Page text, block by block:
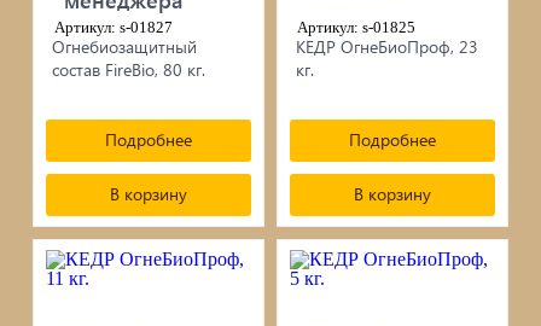
сопутствующие товары
Купели и бассейны из полипропилена
Облицовочная плитка
Мангалы
Артикул: s-01827
Огнебиозащитный
состав FireBio, 80 кг.
Подробнее
В корзину
Артикул: s-01825
КЕДР ОгнеБиоПроф, 23
кг.
Подробнее
В корзину